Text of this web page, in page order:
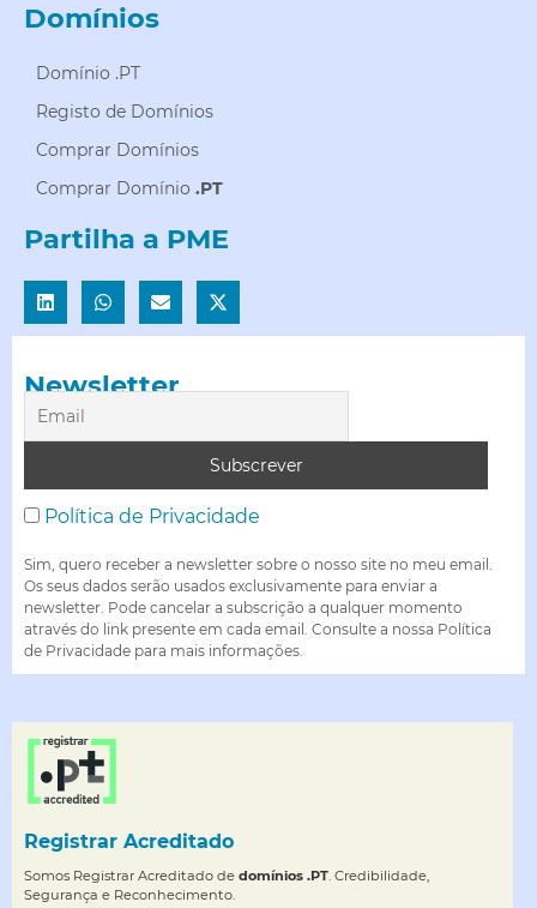
Domínios
Domínio .PT
Registo de Domínios
Comprar Domínios
Comprar Domínio .PT
Partilha a PME
Newsletter
Política de Privacidade
Sim, quero receber a newsletter sobre o nosso site no meu email.
Os seus dados serão usados exclusivamente para enviar a
newsletter. Pode cancelar a subscrição a qualquer momento
através do link presente em cada email. Consulte a nossa Política
de Privacidade para mais informações.
Registrar Acreditado
Somos Registrar Acreditado de domínios .PT. Credibilidade,
Segurança e Reconhecimento.